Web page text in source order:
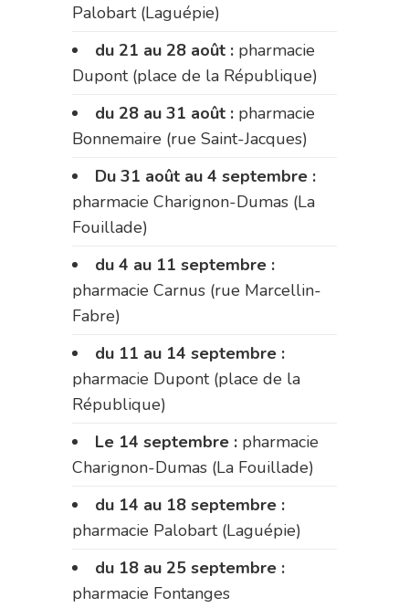
Palobart (Laguépie)
du 21 au 28 août : pharmacie
Dupont (place de la République)
du 28 au 31 août : pharmacie
Bonnemaire (rue Saint-Jacques)
Du 31 août au 4 septembre :
pharmacie Charignon-Dumas (La
Fouillade)
du 4 au 11 septembre :
pharmacie Carnus (rue Marcellin-
Fabre)
du 11 au 14 septembre :
pharmacie Dupont (place de la
République)
Le 14 septembre : pharmacie
Charignon-Dumas (La Fouillade)
du 14 au 18 septembre :
pharmacie Palobart (Laguépie)
du 18 au 25 septembre :
pharmacie Fontanges